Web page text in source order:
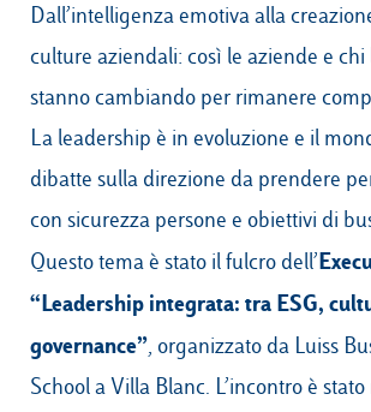
Operation & Students’ Experience
E-Learning
Campus & Hub:
Milano
Dall’intelligenza emotiva alla
culture aziendali: così le aziende e
stanno cambiando per rimanere
La leadership è in evoluzione e il
dibatte sulla direzione da prendere
con sicurezza persone e obiettivi di
Questo tema è stato il fulcro dell’
“Leadership integrata: tra ESG,
governance”, organizzato da Luiss
School a Villa Blanc. L’incontro è